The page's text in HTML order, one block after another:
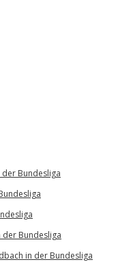
der Bundesliga
Bundesliga
in der Bundesliga